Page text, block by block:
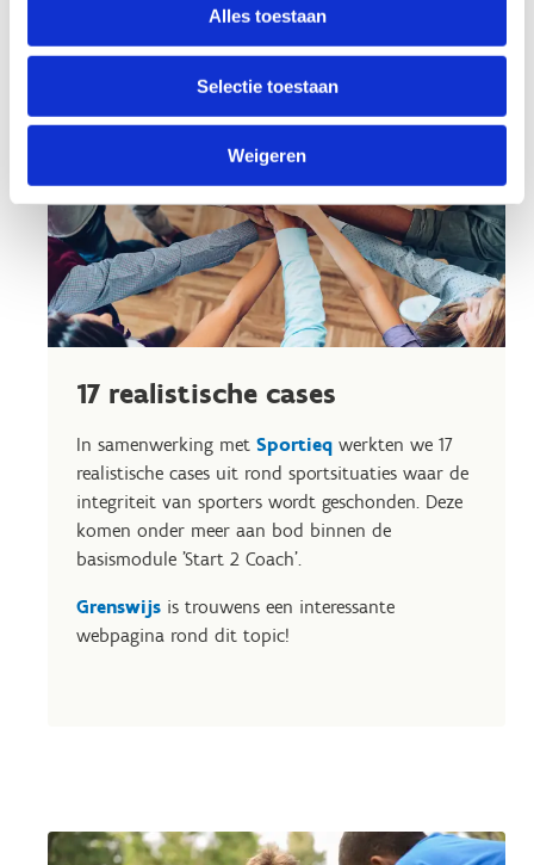
Alles toestaan
Selectie toestaan
Weigeren
17 realistische cases
In samenwerking met Sportieq werkten we 17
realistische cases uit rond sportsituaties waar de
integriteit van sporters wordt geschonden. Deze
komen onder meer aan bod binnen de
basismodule 'Start 2 Coach'.
Grenswijs is trouwens een interessante
webpagina rond dit topic!